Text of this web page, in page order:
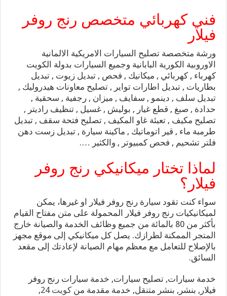
فني كهربائي متخصص رنج روفر
فيلار
ورشة متخصصة تصليح السيارات الامريكية الالمانية
الاوروبية الكورية البابانية وجميع السيارات بدولة الكويت
كهرباء , كهربائي , ميكانيك , فحص , تبديل زيوت , تبديل
بطاريات , تبديل اطارات تواير , تصليح معاونات هيدروليك ,
تبديل سلف , دينمو , سفايف , ميزان , رجفية , سحقية ,
حدادة , صبغ , قطع غيار , بوليش , غسيل , تنظيف راديتر ,
تصليح مكيف , تعبئة غاو المكيف , تصليح فتحة سقف , تبديل
طرمبة ماء , قير اتوماتيك , ماكينة سيارة , تبديل زست دهن
فلتر تشحيم , فحص كمبيوتر , والكثير ….
لماذا تختار ميكانيكي رنج روفر
فيلار؟
سواء كنت تقود سيارة رنج روفر فيلار او غيرها، يمكن
لميكانيكيات رنج روفر فيلار المحمولة على متن مفتاح القيام
بأكثر من 80 بالمائة من جميع وظائف الخدمة والصيانة خارج
المتجر الممكنة لطرازك. يصل كل ميكانيكي إلى موقع مجهز
بالإصلاح للتعامل مع معظم مهام الصيانة لإعادتك إلى مقعد
السائق.
خدمة سيارات, تصليح سيارات, خدمة سيارات رنج روفر
فيلار, بنشر, بنشر متنقل, خدمة مقدمة منكويت 24 ,